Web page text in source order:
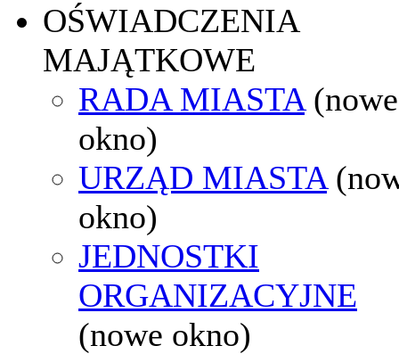
OŚWIADCZENIA
MAJĄTKOWE
RADA MIASTA (nowe
okno)
URZĄD MIASTA
okno)
JEDNOSTKI
ORGANIZACYJNE
(nowe okno)